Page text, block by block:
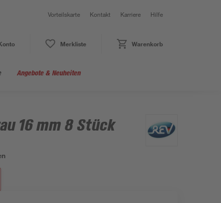
Vorteilskarte Kontakt Karriere Hilfe
Merkliste Warenkorb
Angebote & Neuheiten
16 mm 8 Stück